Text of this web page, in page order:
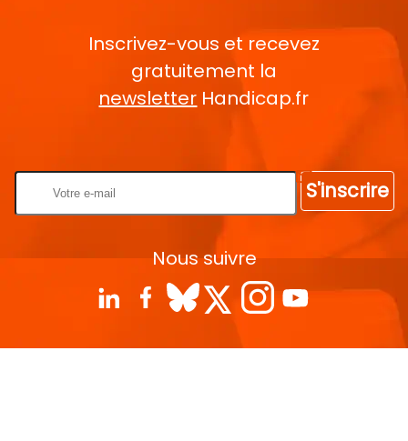
Inscrivez-vous et recevez
gratuitement la
newsletter Handicap.fr
S'inscrire
Nous suivre